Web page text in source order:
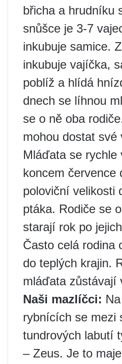
břicha a hrudníku
snůšce je 3-7
inkubuje samice.
inkubuje vajíčka,
poblíž a hlídá
dnech se líhnou
se o ně oba
mohou dostat své
Mláďata se rychle
koncem července
poloviční velikosti
ptáka. Rodiče se
starají rok po
Často celá rodina
do teplých krajin.
mláďata zůstávají
Naši mazlíčci:
rybnících se mezi
tundrových labutí
– Zeus. Je to